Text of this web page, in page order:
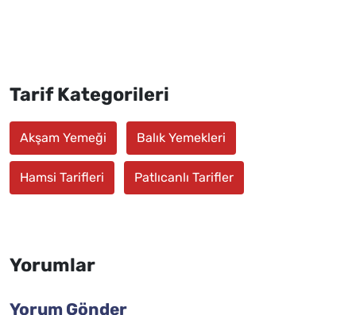
Tarif Kategorileri
Akşam Yemeği Balık Yemekleri
Hamsi Tarifleri Patlıcanlı Tarifler
Yorumlar
Yorum Gönder